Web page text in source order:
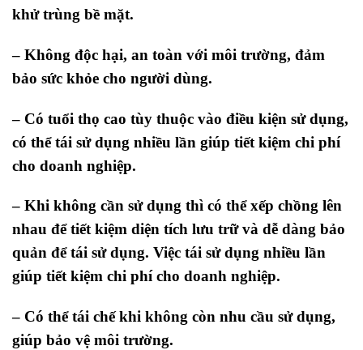
khử trùng bề mặt.
– Không độc hại, an toàn với môi trường, đảm
bảo sức khỏe cho người dùng.
– Có tuổi thọ cao tùy thuộc vào điều kiện sử dụng,
có thể tái sử dụng nhiều lần giúp tiết kiệm chi phí
cho doanh nghiệp.
– Khi không cần sử dụng thì có thể xếp chồng lên
nhau để tiết kiệm diện tích lưu trữ và dễ dàng bảo
quản để tái sử dụng. Việc tái sử dụng nhiều lần
giúp tiết kiệm chi phí cho doanh nghiệp.
– Có thể tái chế khi không còn nhu cầu sử dụng,
giúp bảo vệ môi trường.